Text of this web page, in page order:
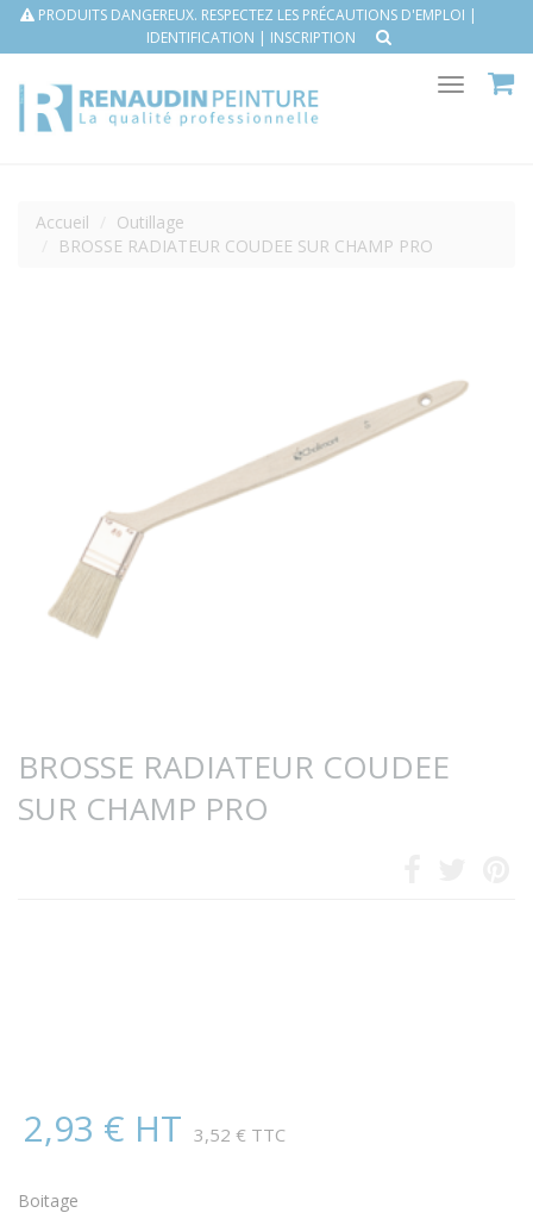
PRODUITS DANGEREUX. RESPECTEZ LES PRÉCAUTIONS D'EMPLOI |
IDENTIFICATION | INSCRIPTION
Toggle
Accueil
Outillage
BROSSE RADIATEUR COUDEE SUR CHAMP PRO
BROSSE RADIATEUR COUDEE
SUR CHAMP PRO
2,93 € HT 3,52 € TTC
Boitage